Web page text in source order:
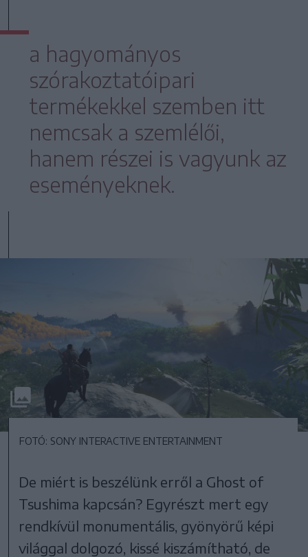
a hagyományos
szórakoztatóipari
termékekkel szemben itt
nemcsak a szemlélői,
hanem részei is vagyunk az
eseményeknek.
FOTÓ: SONY INTERACTIVE ENTERTAINMENT
De miért is beszélünk erről a Ghost of
Tsushima kapcsán? Egyrészt mert egy
rendkívül monumentális, gyönyörű képi
világgal dolgozó, kissé kiszámítható, de